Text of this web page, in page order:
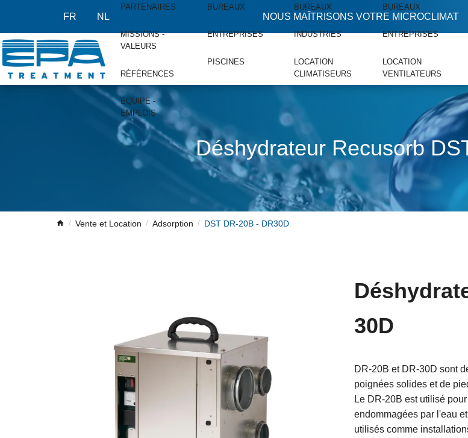
FR NL NOUS MAÎTRISONS VOTRE MICROCLIMAT
PARTENAIRES
MISSIONS -
VALEURS
RÉFÉRENCES
EQUIPE -
EMPLOIS
BUREAUX
ENTREPRISES
PISCINES
BUREAUX
INDUSTRIES
LOCATION
CLIMATISEURS
BUREAUX
ENTREPRISES
LOCATION
VENTILATEURS
Déshydrateur Recusorb
Vente et Location Adsorption DST DR-20B - DR30D
30D
DR-20B et DR-30D sont
poignées solides et de
Le DR-20B est utilisé
endommagées par l'eau
utilisés comme